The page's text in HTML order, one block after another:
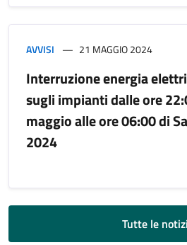
AVVISI 21 MAGGIO 2024
Interruzione energia
sugli impianti dalle ore
maggio alle ore 06:00 di
2024
Tutte le